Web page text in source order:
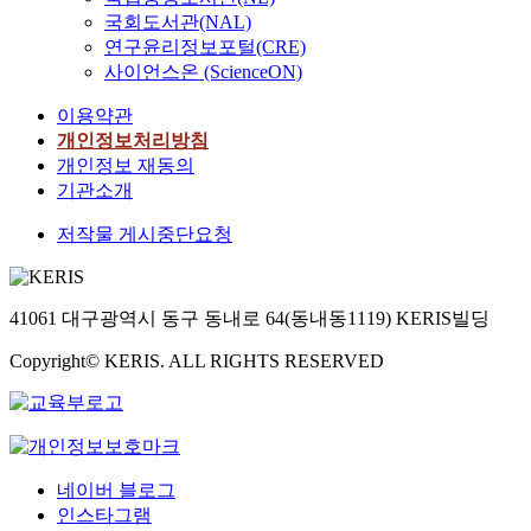
국회도서관(NAL)
연구윤리정보포털(CRE)
사이언스온 (ScienceON)
이용약관
개인정보처리방침
개인정보 재동의
기관소개
저작물 게시중단요청
41061 대구광역시 동구 동내로 64(동내동1119) KERIS빌딩
Copyright© KERIS. ALL RIGHTS RESERVED
네이버 블로그
인스타그램